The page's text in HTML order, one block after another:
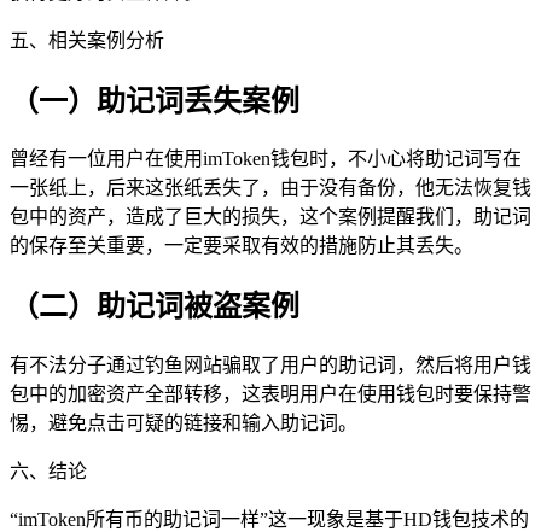
五、相关案例分析
（一）助记词丢失案例
曾经有一位用户在使用imToken钱包时，不小心将助记词写在
一张纸上，后来这张纸丢失了，由于没有备份，他无法恢复钱
包中的资产，造成了巨大的损失，这个案例提醒我们，助记词
的保存至关重要，一定要采取有效的措施防止其丢失。
（二）助记词被盗案例
有不法分子通过钓鱼网站骗取了用户的助记词，然后将用户钱
包中的加密资产全部转移，这表明用户在使用钱包时要保持警
惕，避免点击可疑的链接和输入助记词。
六、结论
“imToken所有币的助记词一样”这一现象是基于HD钱包技术的